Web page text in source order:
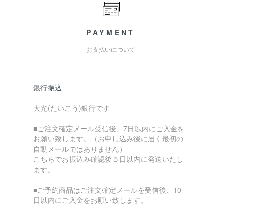
PAYMENT
お支払いについて
銀行振込
大光(たいこう)銀行です
■ご注文確定メール受信後、7日以内にご入金を
お願い致します。（お申し込み後に届く最初の
自動メールではありません）
こちらでお振込み確認後５日以内に発送いたし
ます。
■ご予約商品はご注文確定メールを受信後、10
日以内にご入金をお願い致します。